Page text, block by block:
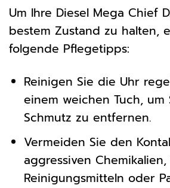
Um Ihre Diesel Mega Chief
bestem Zustand zu halten,
folgende Pflegetipps:
Reinigen Sie die Uhr
einem weichen Tuch, um
Schmutz zu entfernen.
Vermeiden Sie den
aggressiven Chemikalien,
Reinigungsmitteln oder